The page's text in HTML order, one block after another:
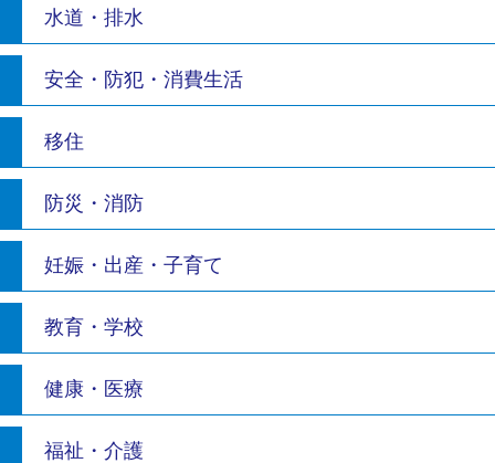
水道・排水
安全・防犯・消費生活
移住
防災・消防
妊娠・出産・子育て
教育・学校
健康・医療
福祉・介護